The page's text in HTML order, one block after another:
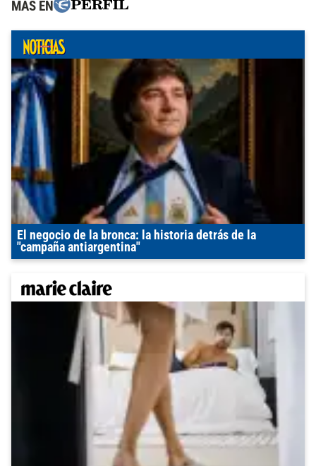
MÁS EN
El negocio de la bronca: la historia detrás de la
"campaña antiargentina"